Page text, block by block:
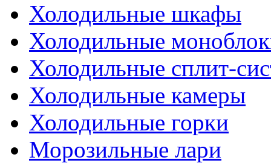
Холодильные шкафы
Холодильные
Холодильные сплит-
Холодильные камеры
Холодильные горки
Морозильные лари